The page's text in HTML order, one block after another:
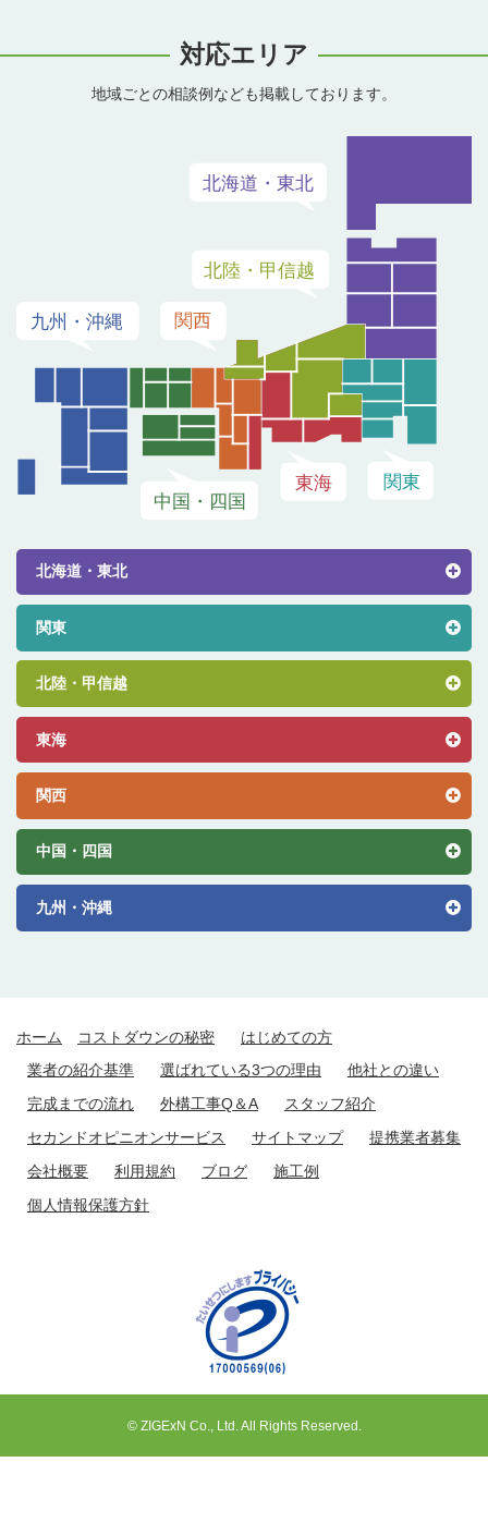
対応エリア
地域ごとの相談例なども掲載しております。
北海道・東北
関東
北陸・甲信越
東海
関西
中国・四国
九州・沖縄
ホーム コストダウンの秘密
はじめての方
業者の紹介基準
選ばれている3つの理由
他社との違い
完成までの流れ
外構工事Q＆A
スタッフ紹介
セカンドオピニオンサービス
サイトマップ
提携業者募集
会社概要
利用規約 ブログ
施工例
個人情報保護方針
© ZIGExN Co., Ltd. All Rights Reserved.